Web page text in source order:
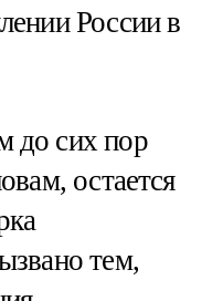
России в
до сих пор
остается
тем,